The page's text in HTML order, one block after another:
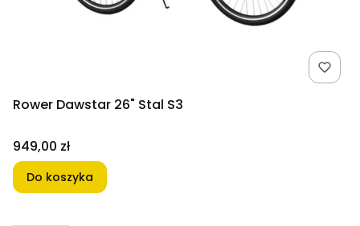
Rower Dawstar 26" Stal S3
Cena
949,00 zł
Do koszyka